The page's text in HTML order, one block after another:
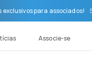
exclusivos para associados!
Associe-se